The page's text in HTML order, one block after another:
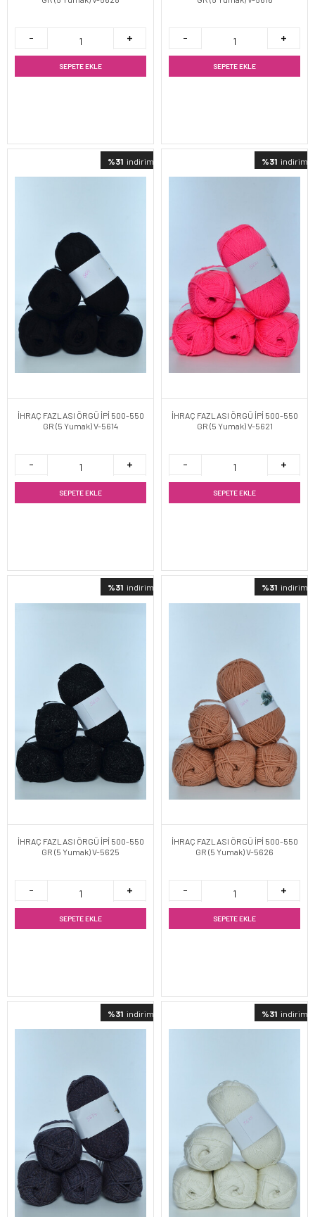
SEPETE EKLE SEPETE EKLE
%31 indirimli
İHRAÇ FAZLASI ÖRGÜ İPİ 500-550
GR (5 Yumak) V-5614
SEPETE EKLE
%31 indirimli
İHRAÇ FAZLASI ÖRGÜ İPİ 500-550
GR (5 Yumak) V-5621
SEPETE EKLE
%31 indirimli
İHRAÇ FAZLASI ÖRGÜ İPİ 500-550
GR (5 Yumak) V-5625
SEPETE EKLE
%31 indirimli
İHRAÇ FAZLASI ÖRGÜ İPİ 500-550
GR (5 Yumak) V-5626
SEPETE EKLE
%31 indirimli %31 indirimli